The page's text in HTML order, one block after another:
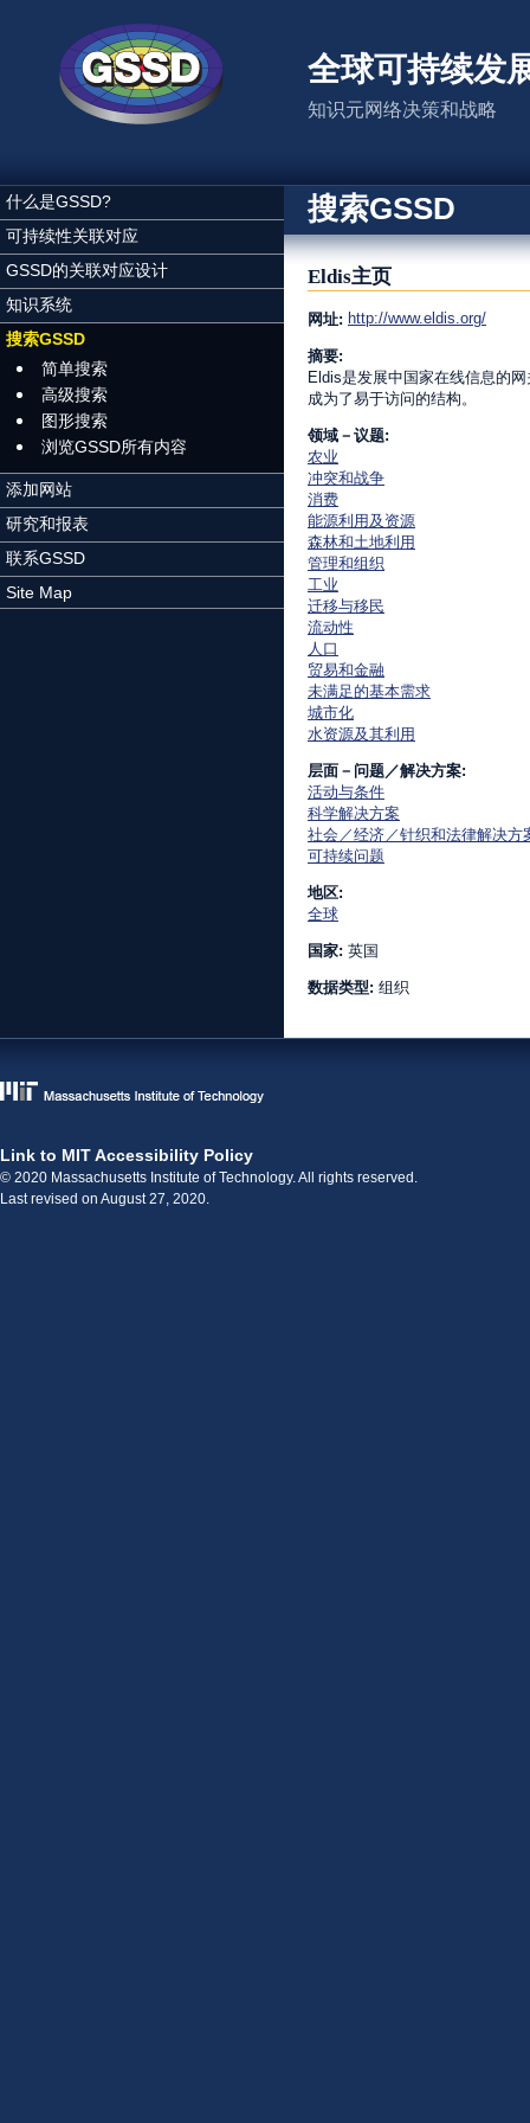
全球可持续发
知识元网络决策和战略
什么是GSSD?
可持续性关联对应
GSSD的关联对应设计
知识系统
搜索GSSD
简单搜索
高级搜索
图形搜索
浏览GSSD所有内容
添加网站
研究和报表
联系GSSD
Site Map
搜索GSSD
Eldis主页
网址: http://www.eldis.org/
摘要:
Eldis是发展中国家在线信息的
成为了易于访问的结构。
领域－议题:
农业
冲突和战争
消费
能源利用及资源
森林和土地利用
管理和组织
工业
迁移与移民
流动性
人口
贸易和金融
未满足的基本需求
城市化
水资源及其利用
层面－问题／解决方案:
活动与条件
科学解决方案
社会／经济／针织和法律解决方
可持续问题
地区:
全球
国家: 英国
数据类型: 组织
Link to MIT Accessibility Policy
© 2020 Massachusetts Institute of Technology. All rights reserved.
Last revised on August 27, 2020.